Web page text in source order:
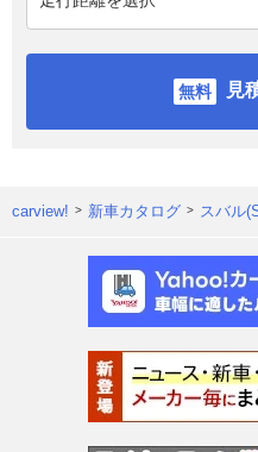
見
carview! 新車カタログ スバル